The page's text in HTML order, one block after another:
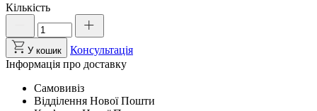
Кількість
Конектор
1/2"
STANDARD,
без
ярлика,
BLACK
LINE,
У кошик
Консультація
Інформація про доставку
Самовивіз
Відділення Нової Пошти